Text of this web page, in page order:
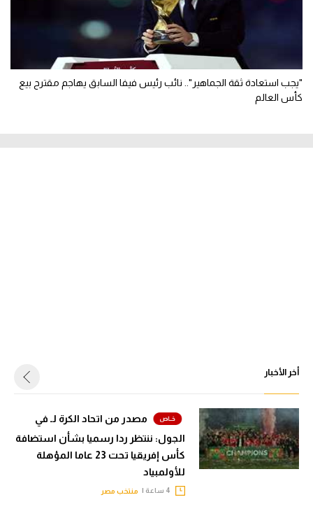
"يجب استعادة ثقة الجماهير".. نائب رئيس فيفا السابق يهاجم مقترح بيع
كأس العالم
أخر الأخبار
مصدر من اتحاد الكرة لـ في
الجول: ننتظر ردا رسميا بشأن استضافة
كأس إفريقيا تحت 23 عاما المؤهلة
للأولمبياد
منتخب مصر